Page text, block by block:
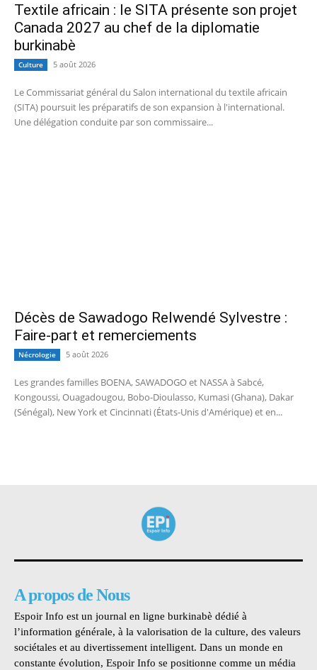
Textile africain : le SITA présente son projet
Canada 2027 au chef de la diplomatie
burkinabè
Culture 5 août 2026
Le Commissariat général du Salon international du textile africain
(SITA) poursuit les préparatifs de son expansion à l'international.
Une délégation conduite par son commissaire...
Décès de Sawadogo Relwendé Sylvestre :
Faire-part et remerciements
Nécrologie 5 août 2026
Les grandes familles BOENA, SAWADOGO et NASSA à Sabcé,
Kongoussi, Ouagadougou, Bobo-Dioulasso, Kumasi (Ghana), Dakar
(Sénégal), New York et Cincinnati (États-Unis d'Amérique) et en...
A propos de Nous
Espoir Info est un journal en ligne burkinabè dédié à
l’information générale, à la valorisation de la culture, des valeurs
sociétales et au divertissement intelligent. Dans un monde en
constante évolution, Espoir Info se positionne comme un média